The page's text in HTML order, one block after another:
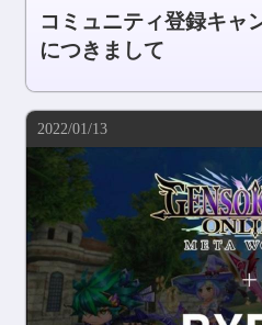
コミュニティ登録キャ
につきまして
2022/01/13